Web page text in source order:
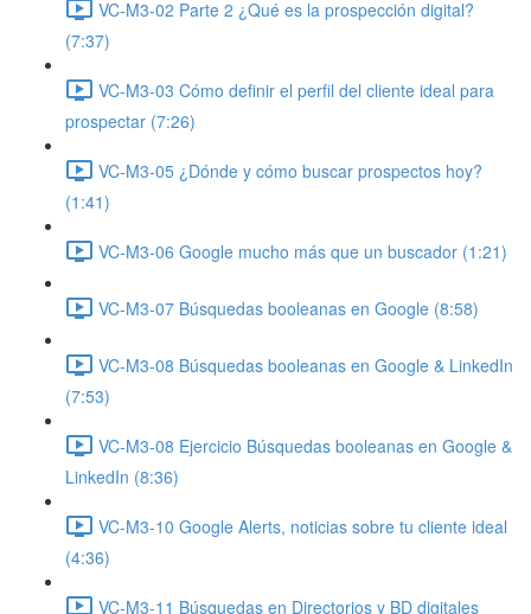
VC-M3-02 Parte 2 ¿Qué es la prospección digital?
(7:37)
VC-M3-03 Cómo definir el perfil del cliente ideal para
prospectar (7:26)
VC-M3-05 ¿Dónde y cómo buscar prospectos hoy?
(1:41)
VC-M3-06 Google mucho más que un buscador (1:21)
VC-M3-07 Búsquedas booleanas en Google (8:58)
VC-M3-08 Búsquedas booleanas en Google & LinkedIn
(7:53)
VC-M3-08 Ejercicio Búsquedas booleanas en Google &
LinkedIn (8:36)
VC-M3-10 Google Alerts, noticias sobre tu cliente ideal
(4:36)
VC-M3-11 Búsquedas en Directorios y BD digitales